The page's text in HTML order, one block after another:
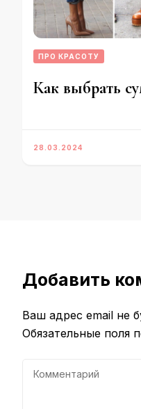
ПРО КРАСОТУ
Как выбрать
28.03.2024
Добавить
Ваш адрес email не
Обязательные поля